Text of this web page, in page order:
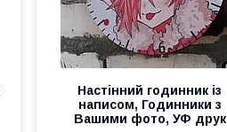
Настінний годинник із
написом, Годинники з
Вашими фото, УФ друк